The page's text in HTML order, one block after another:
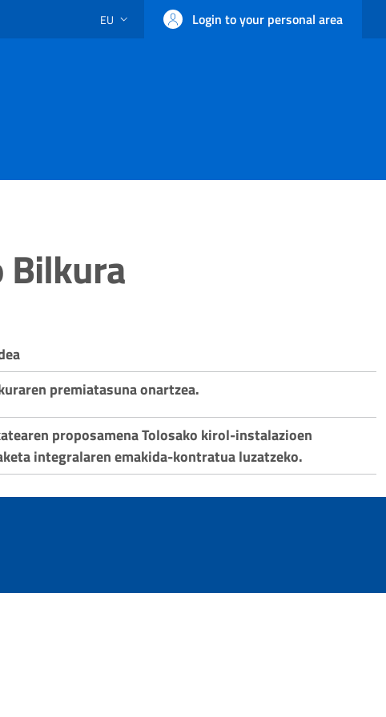
LANGUAGE SWITCHER: CURRENT LANGUAGE
EU Login to your personal area
Bilkura
premiatasuna onartzea.
proposamena Tolosako kirol-instalazioen
integralaren emakida-kontratua luzatzeko.